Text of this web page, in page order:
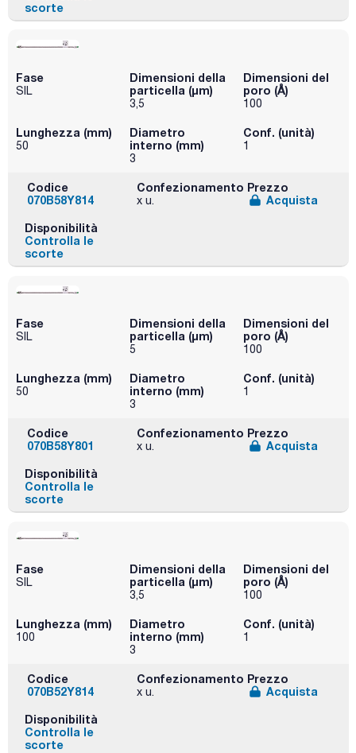
scorte
Fase
SIL
Dimensioni della
particella (μm)
3,5
Dimensioni del
poro (Å)
100
Lunghezza (mm)
50
Diametro
interno (mm)
3
Conf. (unità)
1
Codice
070B58Y814
Confezionamento
x u.
Prezzo
Acquista
Disponibilità
Controlla le
scorte
Fase
SIL
Dimensioni della
particella (μm)
5
Dimensioni del
poro (Å)
100
Lunghezza (mm)
50
Diametro
interno (mm)
3
Conf. (unità)
1
Codice
070B58Y801
Confezionamento
x u.
Prezzo
Acquista
Disponibilità
Controlla le
scorte
Fase
SIL
Dimensioni della
particella (μm)
3,5
Dimensioni del
poro (Å)
100
Lunghezza (mm)
100
Diametro
interno (mm)
3
Conf. (unità)
1
Codice
070B52Y814
Confezionamento
x u.
Prezzo
Acquista
Disponibilità
Controlla le
scorte